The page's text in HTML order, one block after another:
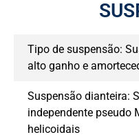
Tipo de suspensão:
alto ganho e
Suspensão dianteira:
independente pseudo
helicoidais